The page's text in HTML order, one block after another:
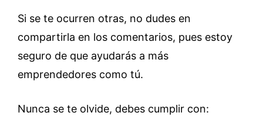
Si se te ocurren otras, no dudes en
compartirla en los comentarios, pues estoy
seguro de que ayudarás a más
emprendedores como tú.
Nunca se te olvide, debes cumplir con: